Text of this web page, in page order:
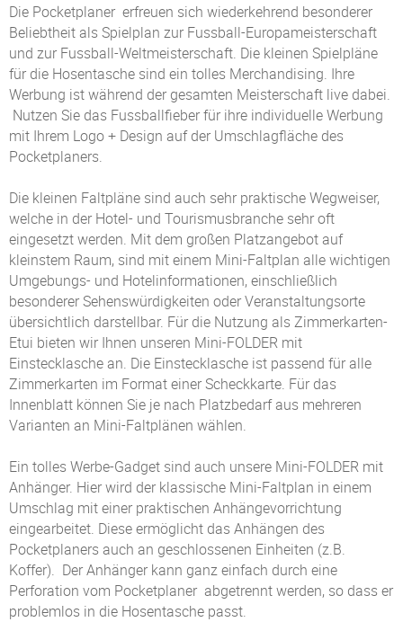
Die Pocketplaner erfreuen sich wiederkehrend besonderer
Beliebtheit als Spielplan zur Fussball-Europameisterschaft
und zur Fussball-Weltmeisterschaft. Die kleinen Spielpläne
für die Hosentasche sind ein tolles Merchandising. Ihre
Werbung ist während der gesamten Meisterschaft live dabei.
Nutzen Sie das Fussballfieber für ihre individuelle Werbung
mit Ihrem Logo + Design auf der Umschlagfläche des
Pocketplaners.
Die kleinen Faltpläne sind auch sehr praktische Wegweiser,
welche in der Hotel- und Tourismusbranche sehr oft
eingesetzt werden. Mit dem großen Platzangebot auf
kleinstem Raum, sind mit einem Mini-Faltplan alle wichtigen
Umgebungs- und Hotelinformationen, einschließlich
besonderer Sehenswürdigkeiten oder Veranstaltungsorte
übersichtlich darstellbar. Für die Nutzung als Zimmerkarten-
Etui bieten wir Ihnen unseren Mini-FOLDER mit
Einstecklasche an. Die Einstecklasche ist passend für alle
Zimmerkarten im Format einer Scheckkarte. Für das
Innenblatt können Sie je nach Platzbedarf aus mehreren
Varianten an Mini-Faltplänen wählen.
Ein tolles Werbe-Gadget sind auch unsere Mini-FOLDER mit
Anhänger. Hier wird der klassische Mini-Faltplan in einem
Umschlag mit einer praktischen Anhängevorrichtung
eingearbeitet. Diese ermöglicht das Anhängen des
Pocketplaners auch an geschlossenen Einheiten (z.B.
Koffer). Der Anhänger kann ganz einfach durch eine
Perforation vom Pocketplaner abgetrennt werden, so dass er
problemlos in die Hosentasche passt.